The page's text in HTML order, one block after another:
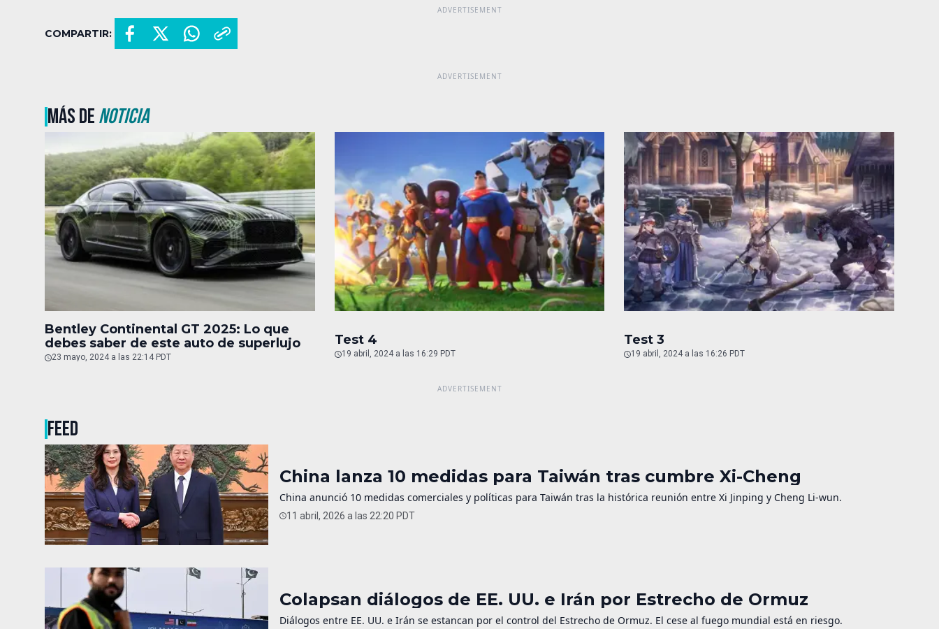
COMPARTIR:
MÁS DENOTICIA
Bentley Continental GT 2025: Lo que
debes saber de este auto de superlujo
23 mayo, 2024 a las 22:14 PDT
Test 4
19 abril, 2024 a las 16:29 PDT
Test 3
19 abril, 2024 a las 16:26 PDT
FEED
China lanza 10 medidas para Taiwán tras cumbre Xi-Cheng
China anunció 10 medidas comerciales y políticas para Taiwán tras la histórica reunión entre Xi Jinping y Cheng Li-wun.
11 abril, 2026 a las 22:20 PDT
Colapsan diálogos de EE. UU. e Irán por Estrecho de Ormuz
Diálogos entre EE. UU. e Irán se estancan por el control del Estrecho de Ormuz. El cese al fuego mundial está en riesgo.